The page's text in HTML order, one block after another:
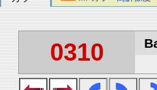
0310